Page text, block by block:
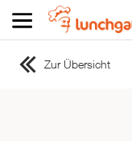
ZUR STARTSEITE
Zur Übersicht